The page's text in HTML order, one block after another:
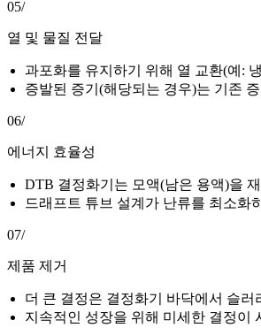
05/
열 및 물질 전달
과포화를 유지하기 위해 열 교환(예:
증발된 증기(해당되는 경우)는 기존
06/
에너지 효율성
DTB 결정화기는 모액(남은 용액)을
드래프트 튜브 설계가 난류를 최소화
07/
제품 제거
더 큰 결정은 결정화기 바닥에서 슬러
지속적인 성장을 위해 미세한 결정이